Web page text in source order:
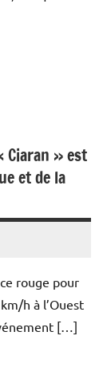
Ciaran » est
et de la
rouge pour
h à l’Ouest
[…]